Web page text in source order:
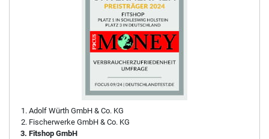
Adolf Würth GmbH & Co. KG
Fischerwerke GmbH & Co. KG
Fitshop GmbH